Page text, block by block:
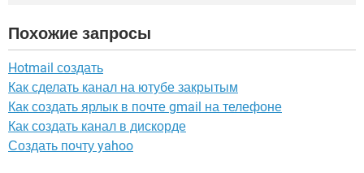
Похожие запросы
Hotmail создать
Как сделать канал на ютубе закрытым
Как создать ярлык в почте gmail на телефоне
Как создать канал в дискорде
Создать почту yahoo